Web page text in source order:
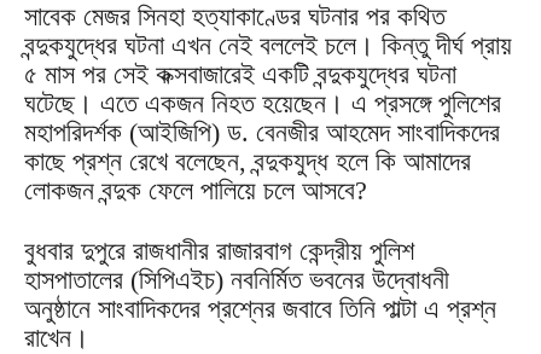
সাবেক মেজর সিনহা হত্যাকাণ্ডের ঘটনার পর কথিত
বন্দুকযুদ্ধের ঘটনা এখন নেই বললেই চলে। কিন্তু দীর্ঘ প্রায়
৫ মাস পর সেই কক্সবাজারেই একটি বন্দুকযুদ্ধের ঘটনা
ঘটেছে। এতে একজন নিহত হয়েছেন। এ প্রসঙ্গে পুলিশের
মহাপরিদর্শক (আইজিপি) ড. বেনজীর আহমেদ সাংবাদিকদের
কাছে প্রশ্ন রেখে বলেছেন, বন্দুকযুদ্ধ হলে কি আমাদের
লোকজন বন্দুক ফেলে পালিয়ে চলে আসবে?
বুধবার দুপুরে রাজধানীর রাজারবাগ কেন্দ্রীয় পুলিশ
হাসপাতালের (সিপিএইচ) নবনির্মিত ভবনের উদ্বোধনী
অনুষ্ঠানে সাংবাদিকদের প্রশ্নের জবাবে তিনি পাল্টা এ প্রশ্ন
রাখেন।